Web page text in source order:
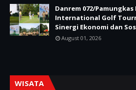
Danrem 072/Pamungkas
International Golf
Sinergi Ekonomi dan
August 01, 2026
WISATA